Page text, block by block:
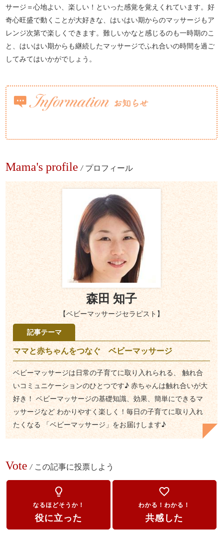
サージ＝心地よい、楽しい！といった感覚を覚えくれています。好
奇心旺盛で動くことが大好きな、はいはい期からのマッサージもア
レンジ次第で楽しくできます。難しいかなと感じるのも一時期のこ
と、はいはい期からも継続したマッサージでふれ合いの時間を過ご
してみてはいかがでしょう。
Mama's profile / プロフィール
森田 知子
【ベビーマッサージセラピスト】
記事テーマ
ママと赤ちゃんをつなぐ ベビーマッサージ
ベビーマッサージは日常の子育てに取り入れられる、 触れ合
いコミュニケーションのひとつです♪ 赤ちゃんは触れ合いが大
好き！ ベビーマッサージの基礎知識、効果、簡単にできるマ
ッサージなど わかりやすく楽しく！毎日の子育てに取り入れ
たくなる 「ベビーマッサージ」をお届けします♪
Vote / この記事に投票しよう
lightbulb_outline
なるほどそうか！
役に立った
favorite_border
わかる！わかる！
共感した